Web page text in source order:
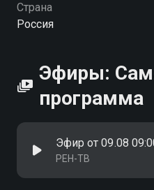
Страна
Россия
Эфиры:
программа
Эфир от 09.08
РЕН-ТВ